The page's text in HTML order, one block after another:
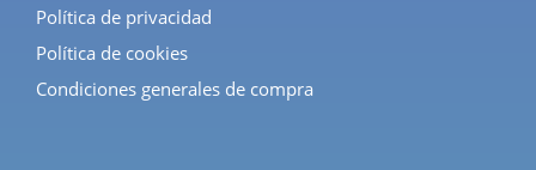
Política de privacidad
Política de cookies
Condiciones generales de compra